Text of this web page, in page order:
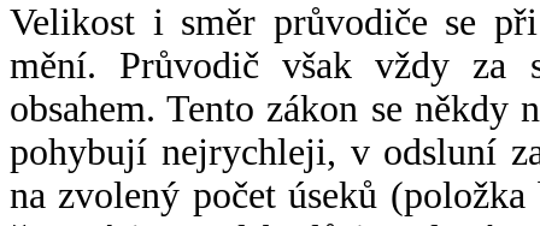
Velikost i směr průvodiče se
mění. Průvodič však vždy za
obsahem. Tento zákon se někdy
pohybují nejrychleji, v odsluní
na zvolený počet úseků